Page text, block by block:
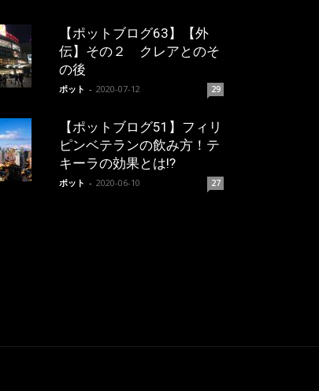
【ポットブログ63】【外
伝】その２ クレアとのそ
の後
ポット - 2020-07-12 29
【ポットブログ51】フィリ
ピンベテランの飲み方！テ
キーラの効果とは!?
ポット - 2020-06-10 27